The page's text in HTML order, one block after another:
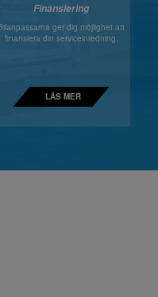
Finansiering
ger dig möjlighet att
finansiera din serviceinredning.
LÄS MER